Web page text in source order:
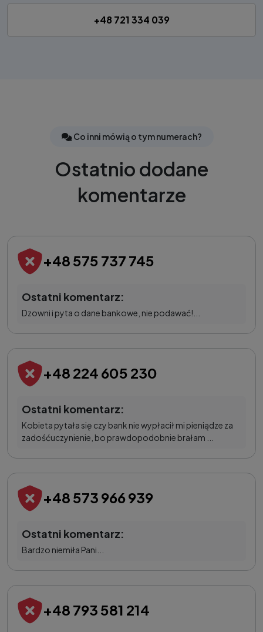
+48 721 334 039
Co inni mówią o tym numerach?
Ostatnio dodane
komentarze
+48 575 737 745
Ostatni komentarz:
Dzowni i pyta o dane bankowe, nie podawać!...
+48 224 605 230
Ostatni komentarz:
Kobieta pytała się czy bank nie wypłacił mi pieniądze za
zadośćuczynienie, bo prawdopodobnie brałam ...
+48 573 966 939
Ostatni komentarz:
Bardzo niemiła Pani...
+48 793 581 214